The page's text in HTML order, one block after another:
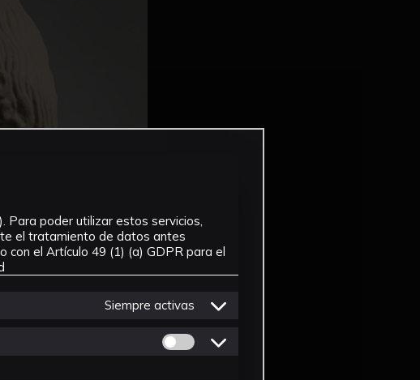
Para poder utilizar estos servicios,
el tratamiento de datos antes
con el Artículo 49 (1) (a) GDPR para el
Siempre activas
Permitir cookies de Personalizacion